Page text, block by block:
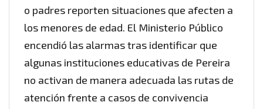
o padres reporten situaciones que afecten a
los menores de edad. El Ministerio Público
encendió las alarmas tras identificar que
algunas instituciones educativas de Pereira
no activan de manera adecuada las rutas de
atención frente a casos de convivencia